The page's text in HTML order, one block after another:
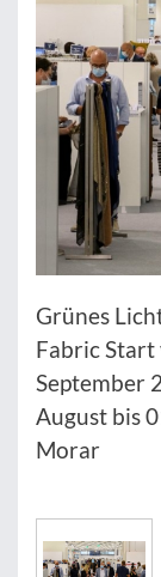
Grünes
Fabric Start
September
August bis
Morar